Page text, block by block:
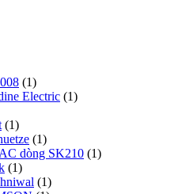
(1)
Electric (1)
(1)
(1)
dòng SK210 (1)
(1)
(1)